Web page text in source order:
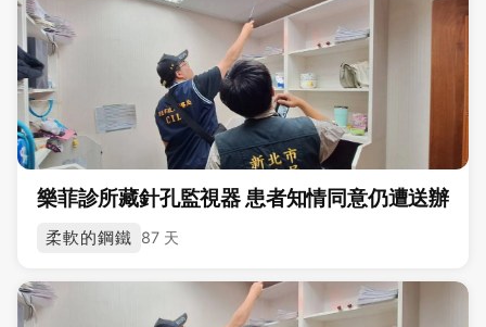
樂菲診所藏針孔監視器 患者知情同意仍遭送辦
柔軟的鋼鐵 87 天